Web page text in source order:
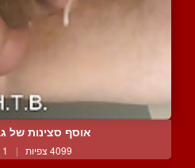
אוסף סצינות של
4099 צפיות | 1 המלצות